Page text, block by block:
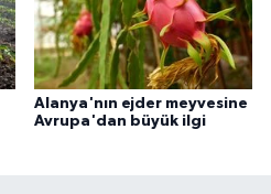
Alanya'nın ejder meyvesine
Avrupa'dan büyük ilgi